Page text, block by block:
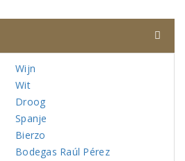
Wijn
Wit
Droog
Spanje
Bierzo
Bodegas Raúl Pérez